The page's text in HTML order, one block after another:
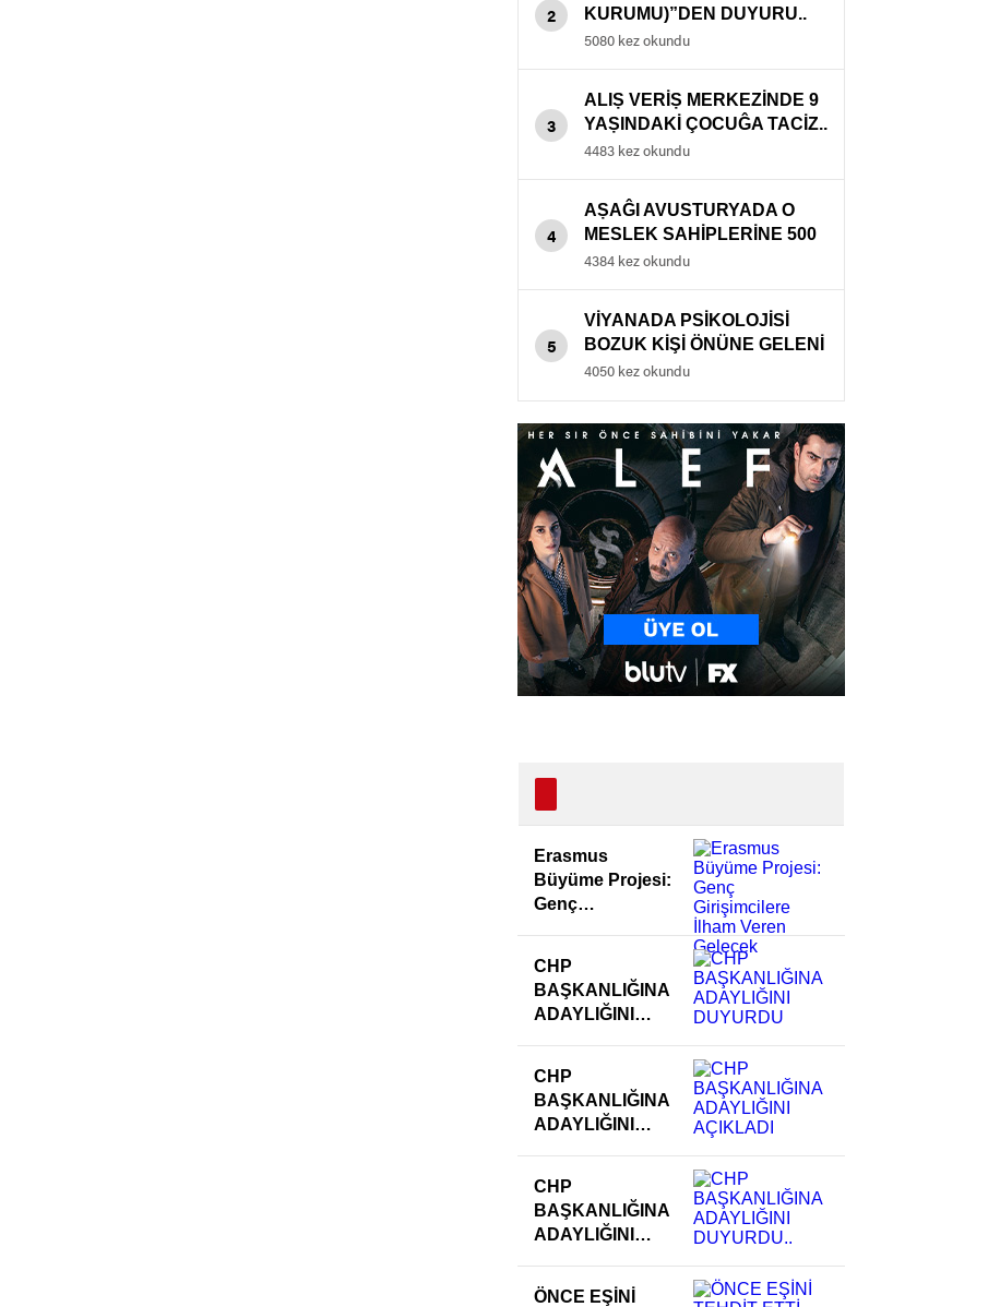
2
KURUMU)”DEN DUYURU..
5080 kez okundu
3
ALIṢ VERİṢ MERKEZİNDE 9
YAṢINDAKİ ÇOCUĜA TACİZ..
4483 kez okundu
4
AṢAĜI AVUSTURYADA O
MESLEK SAHİPLERİNE 500
EURO PRİM..
4384 kez okundu
5
VİYANADA PSİKOLOJİSİ
BOZUK KİŞİ ÖNÜNE GELENİ
BIÇAKLADI.
4050 kez okundu
Erasmus
Büyüme Projesi:
Genç
Gelecek
CHP
BAŞKANLIĞINA
ADAYLIĞINI
CHP
BAŞKANLIĞINA
ADAYLIĞINI
CHP
BAŞKANLIĞINA
ADAYLIĞINI
ÖNCE EŞİNİ